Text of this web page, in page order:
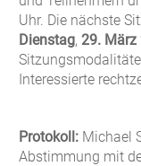
Uhr. Die nächste
Dienstag, 29. März
Interessierte
Protokoll: Michael
Abstimmung mit